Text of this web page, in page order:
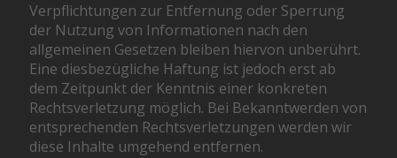
Verpflichtungen zur Entfernung oder Sperrung
der Nutzung von Informationen nach den
allgemeinen Gesetzen bleiben hiervon unberührt.
Eine diesbezügliche Haftung ist jedoch erst ab
dem Zeitpunkt der Kenntnis einer konkreten
Rechtsverletzung möglich. Bei Bekanntwerden von
entsprechenden Rechtsverletzungen werden wir
diese Inhalte umgehend entfernen.